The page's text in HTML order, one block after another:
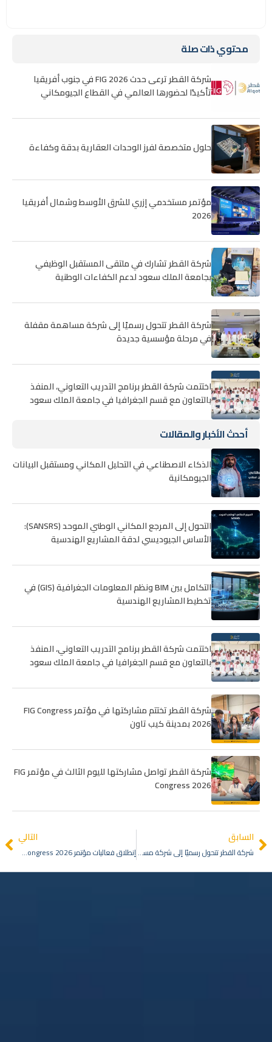
محتوي ذات صلة
شركة القطر ترعى حدث FIG 2026 في جنوب أفريقيا
تأكيدًا لحضورها العالمي في القطاع الجيومكاني
حلول متخصصة لفرز الوحدات العقارية بدقة وكفاءة
مؤتمر مستخدمي إزري للشرق الأوسط وشمال أفريقيا
2026
شركة القطر تشارك في ملتقى المستقبل الوظيفي
بجامعة الملك سعود لدعم الكفاءات الوطنية
شركة القطر تتحول رسميًا إلى شركة مساهمة مقفلة
في مرحلة مؤسسية جديدة
اختتمت شركة القطر برنامج التدريب التعاوني، المنفذ
بالتعاون مع قسم الجغرافيا في جامعة الملك سعود
أحدث الأخبار والمقالات
الذكاء الاصطناعي في التحليل المكاني ومستقبل البيانات
الجيومكانية
التحول إلى المرجع المكاني الوطني الموحد (SANSRS):
الأساس الجيوديسي لدقة المشاريع الهندسية
التكامل بين BIM ونظم المعلومات الجغرافية (GIS) في
تخطيط المشاريع الهندسية
اختتمت شركة القطر برنامج التدريب التعاوني، المنفذ
بالتعاون مع قسم الجغرافيا في جامعة الملك سعود
شركة القطر تختتم مشاركتها في مؤتمر FIG Congress
2026 بمدينة كيب تاون
شركة القطر تواصل مشاركتها لليوم الثالث في مؤتمر FIG
Congress 2026
السابق
شركة القطر تتحول رسميًا إلى شركة مساهمة مقفلة في مرحلة مؤسسية جديدة
التالي
إنطلاق فعاليات مؤتمر FIG Congress 2026 بكيب تاوين برعاية شركة القطر